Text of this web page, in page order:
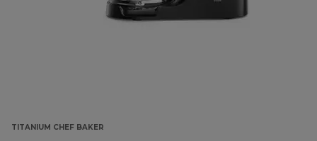
TITANIUM CHEF BAKER